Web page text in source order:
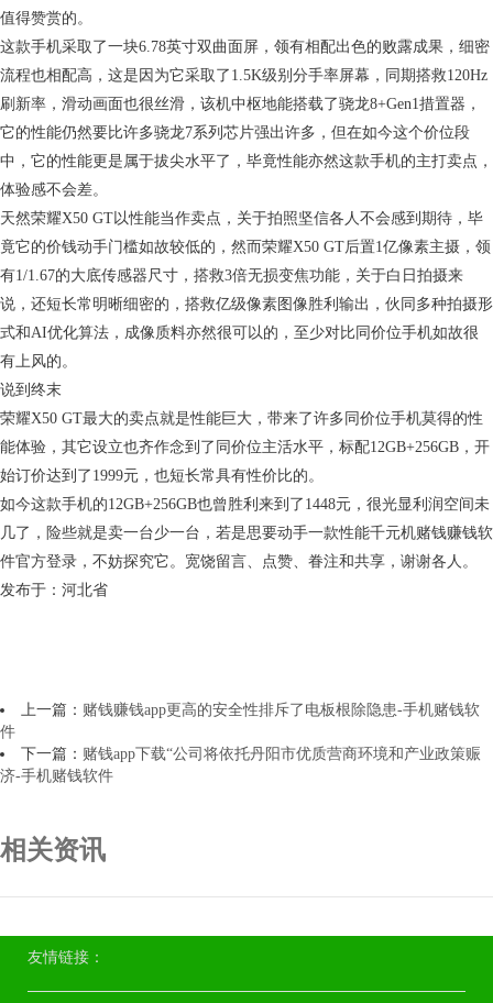
值得赞赏的。
这款手机采取了一块6.78英寸双曲面屏，领有相配出色的败露成果，细密
流程也相配高，这是因为它采取了1.5K级别分手率屏幕，同期搭救120Hz
刷新率，滑动画面也很丝滑，该机中枢地能搭载了骁龙8+Gen1措置器，
它的性能仍然要比许多骁龙7系列芯片强出许多，但在如今这个价位段
中，它的性能更是属于拔尖水平了，毕竟性能亦然这款手机的主打卖点，
体验感不会差。
天然荣耀X50 GT以性能当作卖点，关于拍照坚信各人不会感到期待，毕
竟它的价钱动手门槛如故较低的，然而荣耀X50 GT后置1亿像素主摄，领
有1/1.67的大底传感器尺寸，搭救3倍无损变焦功能，关于白日拍摄来
说，还短长常明晰细密的，搭救亿级像素图像胜利输出，伙同多种拍摄形
式和AI优化算法，成像质料亦然很可以的，至少对比同价位手机如故很
有上风的。
说到终末
荣耀X50 GT最大的卖点就是性能巨大，带来了许多同价位手机莫得的性
能体验，其它设立也齐作念到了同价位主活水平，标配12GB+256GB，开
始订价达到了1999元，也短长常具有性价比的。
如今这款手机的12GB+256GB也曾胜利来到了1448元，很光显利润空间未
几了，险些就是卖一台少一台，若是思要动手一款性能千元机赌钱赚钱软
件官方登录，不妨探究它。宽饶留言、点赞、眷注和共享，谢谢各人。
发布于：河北省
上一篇： 赌钱赚钱app更高的安全性排斥了电板根除隐患-手机赌钱软
件
下一篇： 赌钱app下载“公司将依托丹阳市优质营商环境和产业政策赈
济-手机赌钱软件
相关资讯
友情链接：